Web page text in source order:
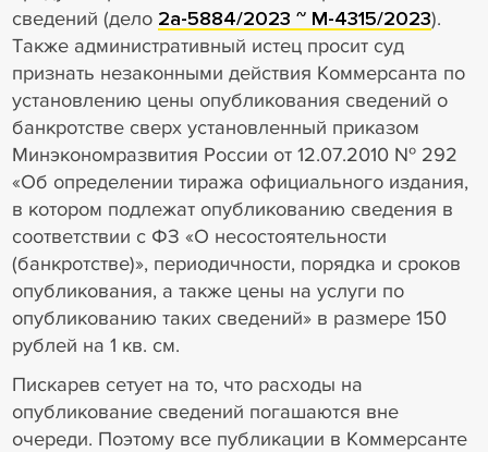
сведений (дело 2а-5884/2023 ~ М-4315/2023).
Также административный истец просит суд
признать незаконными действия Коммерсанта по
установлению цены опубликования сведений о
банкротстве сверх установленный приказом
Минэкономразвития России от 12.07.2010 № 292
«Об определении тиража официального издания,
в котором подлежат опубликованию сведения в
соответствии с ФЗ «О несостоятельности
(банкротстве)», периодичности, порядка и сроков
опубликования, а также цены на услуги по
опубликованию таких сведений» в размере 150
рублей на 1 кв. см.
Пискарев сетует на то, что расходы на
опубликование сведений погашаются вне
очереди. Поэтому все публикации в Коммерсанте